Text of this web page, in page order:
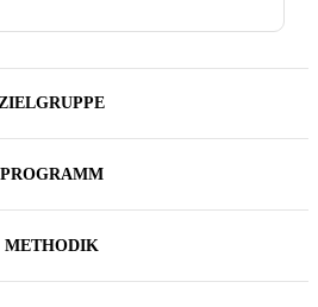
PROGRAMM
METHODIK